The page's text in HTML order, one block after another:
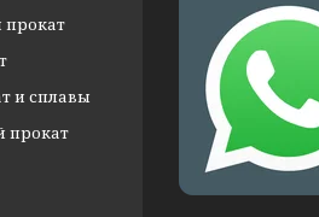
и сплавы
прокат